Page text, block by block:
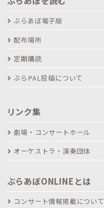
ぶらあぼ電子版
配布場所
定期購読
ぶらPAL投稿について
リンク集
劇場・コンサートホール
オーケストラ・演奏団体
ぶらあぼONLINEとは
コンサート情報掲載について